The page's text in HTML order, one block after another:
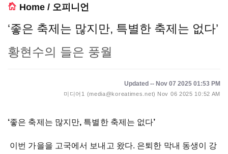
Home / 오피니언
‘좋은 축제는 많지만, 특별한 축제는 없다’
황현수의 들은 풍월
Updated -- Nov 07 2025 01:53 PM
미디어1 (media@koreatimes.net) Nov 06 2025 10:52 AM
‘좋은 축제는 많지만, 특별한 축제는 없다’
이번 가을을 고국에서 보내고 왔다. 은퇴한 막내 동생이 강